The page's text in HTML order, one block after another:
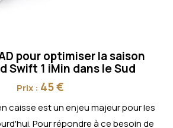
pour optimiser la saison
Swift 1 iMin dans le Sud
Prix : 45 €
caisse est un enjeu majeur pour les
Pour répondre à ce besoin de